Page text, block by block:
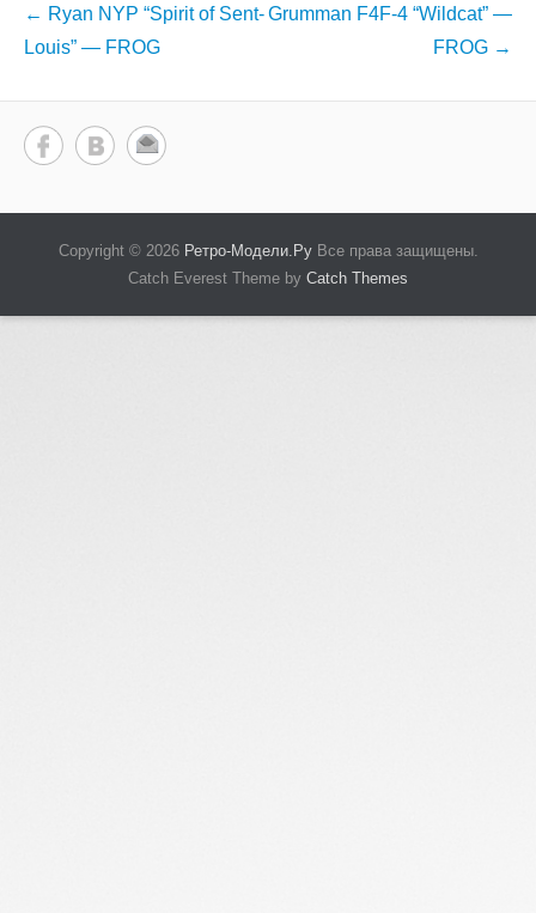
Навигация
по
← Ryan NYP “Spirit of Sent-
Louis” — FROG
Grumman F4F-4 “Wildcat” —
FROG →
Copyright © 2026 Ретро-Модели.РуВсе права защищены.
Catch Everest Theme by Catch Themes